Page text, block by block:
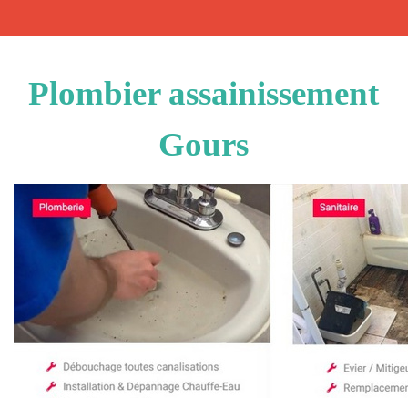
Plombier assainissement
Gours